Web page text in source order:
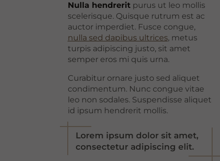
Nulla hendreritpurus ut leo mollis
scelerisque. Quisque rutrum est ac
auctor imperdiet. Fusce congue,
nulla sed dapibus ultrices, metus
turpis adipiscing justo, sit amet
semper eros mi quis urna.
Curabitur ornare justo sed aliquet
condimentum. Nunc congue vitae
leo non sodales. Suspendisse aliquet
id ipsum hendrerit mollis.
Lorem ipsum dolor sit amet,
consectetur adipiscing elit.